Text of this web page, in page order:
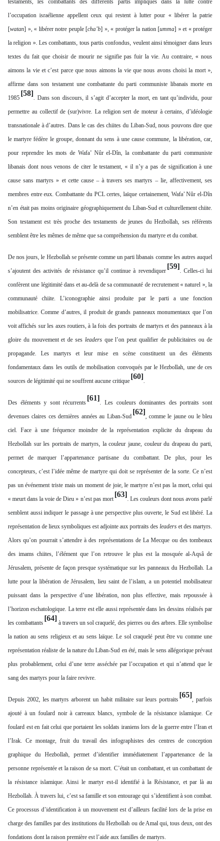
testaments, les combattants des différents partis impliqués dans la lutte contre
l’occupation israélienne appellent ceux qui restent à lutter pour « libérer la patrie
[watan] », « libérer notre peuple [cha’b] », « protéger la nation [umma] » et « protéger
la religion ». Les combattants, tous partis confondus, veulent ainsi témoigner dans leurs
textes du fait que choisir de mourir ne signifie pas fuir la vie. Au contraire, « nous
aimons la vie et c’est parce que nous aimons la vie que nous avons choisi la mort »,
affirme dans son testament une combattante du parti communiste libanais morte en
1985
[58]
. Dans son discours, il s’agit d’accepter la mort, en tant qu’individu, pour
permettre au collectif de (sur)vivre. La religion sert de moteur à certains, d’idéologie
transnationale à d’autres. Dans le cas des chiites du Liban-Sud, nous pouvons dire que
le martyre fédère le groupe, donnant du sens à une cause commune, la libération, car,
pour reprendre les mots de Wafa’ Nûr el-Dîn, la combattante du parti communiste
libanais dont nous venons de citer le testament, « il n’y a pas de signification à une
cause sans martyrs » et cette cause – à travers ses martyrs – lie, affectivement, ses
membres entre eux. Combattante du PCL certes, laïque certainement, Wafa’ Nûr el-Dîn
n’en était pas moins originaire géographiquement du Liban-Sud et culturellement chiite.
Son testament est très proche des testaments de jeunes du Hezbollah, ses référents
semblent être les mêmes de même que sa compréhension du martyre et du combat.
De nos jours, le Hezbollah se présente comme un parti libanais comme les autres auquel
s’ajoutent des activités de résistance qu’il continue à revendiquer
[59]
. Celles-ci lui
confèrent une légitimité dans et au-delà de sa communauté de recrutement « naturel », la
communauté chiite. L’iconographie ainsi produite par le parti a une fonction
mobilisatrice. Comme d’autres, il produit de grands panneaux monumentaux que l’on
voit affichés sur les axes routiers, à la fois des portraits de martyrs et des panneaux à la
gloire du mouvement et de ses leadersque l’on peut qualifier de publicitaires ou de
propagande. Les martyrs et leur mise en scène constituent un des éléments
fondamentaux dans les outils de mobilisation convoqués par le Hezbollah, une de ces
sources de légitimité qui ne souffrent aucune critique
[60]
.
Des éléments y sont récurrents
[61]
. Les couleurs dominantes des portraits sont
devenues claires ces dernières années au Liban-Sud
[62]
, comme le jaune ou le bleu
ciel. Face à une fréquence moindre de la représentation explicite du drapeau du
Hezbollah sur les portraits de martyrs, la couleur jaune, couleur du drapeau du parti,
permet de marquer l’appartenance partisane du combattant. De plus, pour les
concepteurs, c’est l’idée même de martyre qui doit se représenter de la sorte. Ce n’est
pas un événement triste mais un moment de joie, le martyre n’est pas la mort, celui qui
« meurt dans la voie de Dieu » n’est pas mort
[63]
. Les couleurs dont nous avons parlé
semblent aussi indiquer le passage à une perspective plus ouverte, le Sud est libéré. La
représentation de lieux symboliques est adjointe aux portraits des leaders et des martyrs.
Alors qu’on pourrait s’attendre à des représentations de La Mecque ou des tombeaux
des imams chiites, l’élément que l’on retrouve le plus est la mosquée al-Aqsâ de
Jérusalem, présente de façon presque systématique sur les panneaux du Hezbollah. La
lutte pour la libération de Jérusalem, lieu saint de l’islam, a un potentiel mobilisateur
puissant dans la perspective d’une libération, non plus effective, mais repoussée à
l’horizon eschatologique. La terre est elle aussi représentée dans les dessins réalisés par
les combattants
[64]
à travers un sol craquelé, des pierres ou des arbres. Elle symbolise
la nation au sens religieux et au sens laïque. Le sol craquelé peut être vu comme une
représentation réaliste de la nature du Liban-Sud en été, mais le sens allégorique prévaut
plus probablement, celui d’une terre asséchée par l’occupation et qui n’attend que le
sang des martyrs pour la faire revivre.
Depuis 2002, les martyrs arborent un habit militaire sur leurs portraits
[65]
, parfois
ajouté à un foulard noir à carreaux blancs, symbole de la résistance islamique. Ce
foulard est en fait celui que portaient les soldats iraniens lors de la guerre entre l’Iran et
l’Irak. Ce montage, fruit du travail des infographistes des centres de conception
graphique du Hezbollah, permet d’identifier immédiatement l’appartenance de la
personne représentée et la raison de sa mort. C’était un combattant, et un combattant de
la résistance islamique. Ainsi le martyr est-il identifié à la Résistance, et par là au
Hezbollah. À travers lui, c’est sa famille et son entourage qui s’identifient à son combat.
Ce processus d’identification à un mouvement est d’ailleurs facilité lors de la prise en
charge des familles par des institutions du Hezbollah ou de Amal qui, tous deux, ont des
fondations dont la raison première est l’aide aux familles de martyrs.